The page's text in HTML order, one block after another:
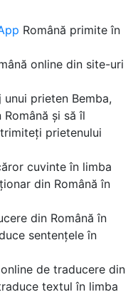
Română primite în
online din site-uri
prieten Bemba,
și să îl
prietenului
cuvinte în limba
din Română în
din Română în
sentențele în
de traducere din
textul în limba